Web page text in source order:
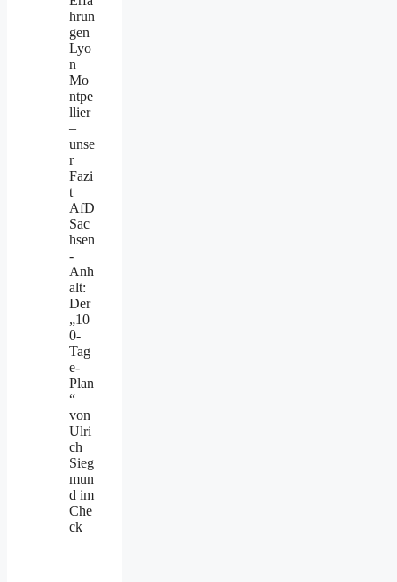
hrun
gen
Lyo
n–
Mo
ntpe
llier
–
unse
r
Fazi
t
AfD
Sac
hsen
-
Anh
alt:
Der
„10
0-
Tag
e-
Plan
“
von
Ulri
ch
Sieg
mun
d im
Che
ck